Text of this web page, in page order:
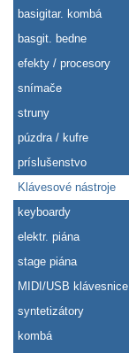
basigitar. kombá
basgit. bedne
efekty / procesory
snímače
struny
púzdra / kufre
príslušenstvo
Klávesové nástroje
keyboardy
elektr. piána
stage piána
MIDI/USB klávesnice
syntetizátory
kombá